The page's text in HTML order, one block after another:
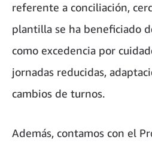
referente a conciliación,
plantilla se ha beneficiado
como excedencia por
jornadas reducidas,
cambios de turnos.
Además, contamos con el